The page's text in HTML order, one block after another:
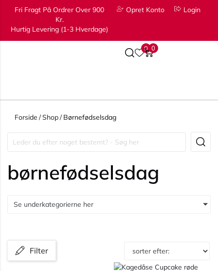
Fri Fragt På Ordrer Over 900
Kr.
Hurtig Levering (1-3 Hverdage)
Opret Konto Login
0 0
Forside /Shop/ Børnefødselsdag
børnefødselsdag
Se underkategorierne her
Filter